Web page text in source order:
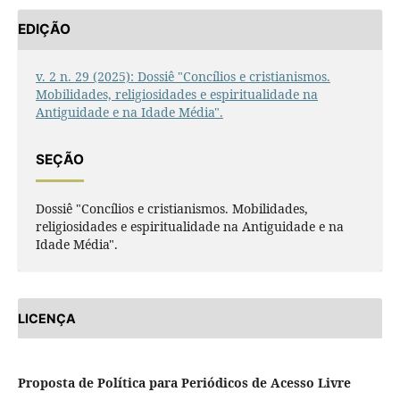
EDIÇÃO
v. 2 n. 29 (2025): Dossiê "Concílios e cristianismos.
Mobilidades, religiosidades e espiritualidade na
Antiguidade e na Idade Média".
SEÇÃO
Dossiê "Concílios e cristianismos. Mobilidades,
religiosidades e espiritualidade na Antiguidade e na
Idade Média".
LICENÇA
Proposta de Política para Periódicos de Acesso Livre